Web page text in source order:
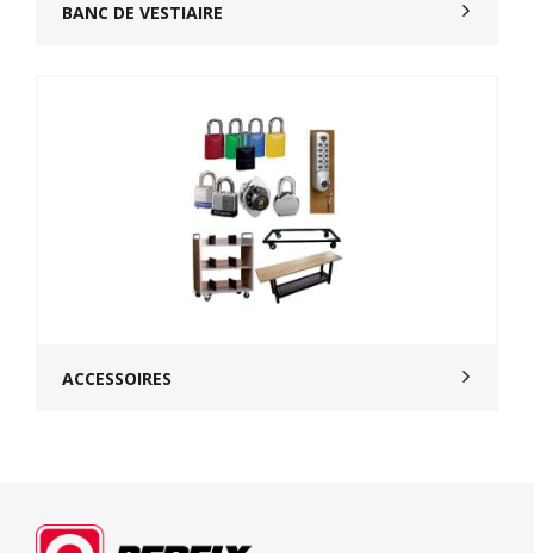
BANC DE VESTIAIRE
ACCESSOIRES